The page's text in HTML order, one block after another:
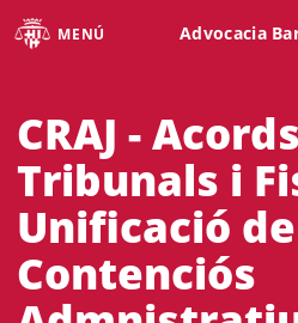
MENÚ Advocacia
CRAJ -
Tribunals i
Unificació
Contenciós